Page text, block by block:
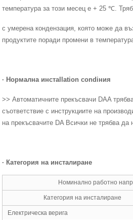
температура за този месец е + 25 ℃.
с умерена кондензация, която може да
продуктите поради промени в
· Нормална инста llation cond iния
>> Автоматичните прекъсвачи DAA
съответствие с инструкциите на
на прекъсвачите DA Всички не трябва да
· Категория на инсталиране
Номинално работно
Категория на инсталиране
Електрическа верига